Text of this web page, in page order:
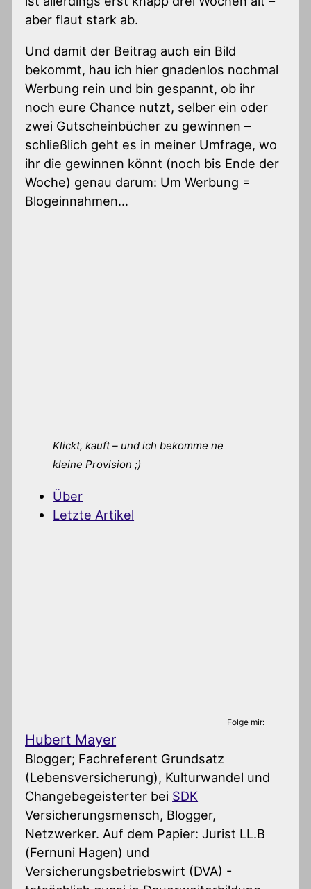
aber flaut stark ab.
Und damit der Beitrag auch ein Bild
bekommt, hau ich hier gnadenlos nochmal
Werbung rein und bin gespannt, ob ihr
noch eure Chance nutzt, selber ein oder
zwei Gutscheinbücher zu gewinnen –
schließlich geht es in meiner Umfrage, wo
ihr die gewinnen könnt (noch bis Ende der
Woche) genau darum: Um Werbung =
Blogeinnahmen…
Klickt, kauft – und ich bekomme ne
kleine Provision ;)
Über
Letzte Artikel
Folge mir:
Hubert Mayer
Blogger; Fachreferent Grundsatz
(Lebensversicherung), Kulturwandel und
Changebegeisterter bei SDK
Versicherungsmensch, Blogger,
Netzwerker. Auf dem Papier: Jurist LL.B
(Fernuni Hagen) und
Versicherungsbetriebswirt (DVA) -